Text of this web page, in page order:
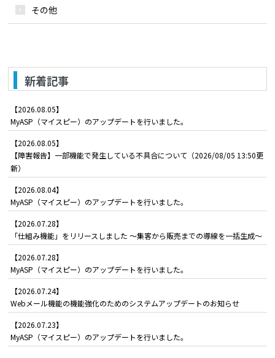
その他
新着記事
【2026.08.05】
MyASP（マイスピー）のアップデートを行いました。
【2026.08.05】
【障害報告】一部機能で発生している不具合について（2026/08/05 13:50更
新）
【2026.08.04】
MyASP（マイスピー）のアップデートを行いました。
【2026.07.28】
「仕組み機能」をリリースしました ～集客から販売までの導線を一括生成～
【2026.07.28】
MyASP（マイスピー）のアップデートを行いました。
【2026.07.24】
Webメール機能の機能強化のためのシステムアップデートのお知らせ
【2026.07.23】
MyASP（マイスピー）のアップデートを行いました。